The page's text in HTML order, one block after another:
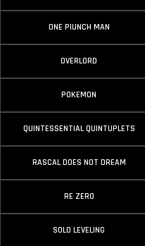
ONE PIUNCH MAN
OVERLORD
POKEMON
QUINTESSENTIAL QUINTUPLETS
RASCAL DOES NOT DREAM
RE ZERO
SOLO LEVELING